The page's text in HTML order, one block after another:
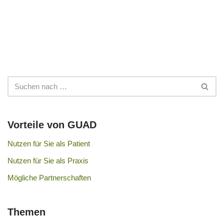
Vorteile von GUAD
Nutzen für Sie als Patient
Nutzen für Sie als Praxis
Mögliche Partnerschaften
Themen